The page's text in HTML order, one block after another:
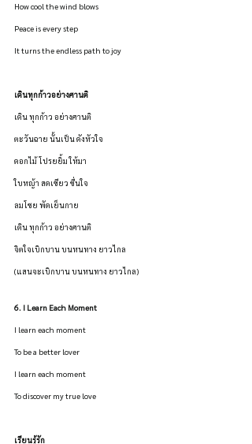
How cool the wind blows
Peace is every step
It turns the endless path to joy
เดินทุกก้าวอย่างศานติ
เดิน ทุกก้าว อย่างศานติ
ตะวันฉาย นั้นเป็น ดังหัวใจ
ดอกไม้ โปรยยิ้ม ให้มา
ใบหญ้า สดเขียว ชื่นใจ
ลมโชย พัดเย็นกาย
เดิน ทุกก้าว อย่างศานติ
จิตใจเบิกบาน บนหนทาง ยาวไกล
(แสนจะเบิกบาน บนหนทาง ยาวไกล)
6. I Learn Each Moment
I learn each moment
To be a better lover
I learn each moment
To discover my true love
เรียนรู้รัก